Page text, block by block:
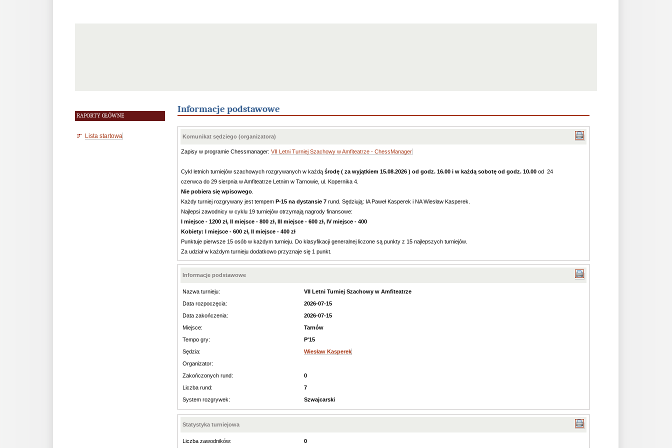
RAPORTY GŁÓWNE
Lista startowa
Informacje podstawowe
Komunikat sędziego (organizatora)
Zapisy w programie Chessmanager: VII Letni Turniej Szachowy w Amfiteatrze - ChessManager
Cykl letnich turniejów szachowych rozgrywanych w każdą środę ( za wyjątkiem 15.08.2026 ) od godz. 16.00 i w każdą sobotę od godz. 10.00 od 24
czerwca do 29 sierpnia w Amfiteatrze Letnim w Tarnowie, ul. Kopernika 4.
Nie pobiera się wpisowego
Każdy turniej rozgrywany jest tempem P-15 na dystansie 7 rund. Sędziują: IA Paweł Kasperek i NA Wiesław Kasperek.
Najlepsi zawodnicy w cyklu 19 turniejów otrzymają nagrody finansowe:
I miejsce - 1200 zł, II miejsce - 800 zł, III miejsce - 600 zł, IV miejsce - 400
Kobiety: I miejsce - 600 zł, II miejsce - 400 zł
Punktuje pierwsze 15 osób w każdym turnieju. Do klasyfikacji generalnej liczone są punkty z 15 najlepszych turniejów.
Za udział w każdym turnieju dodatkowo przyznaje się 1 punkt.
Informacje podstawowe
Nazwa turnieju:
VII Letni Turniej Szachowy w Amfiteatrze
Data rozpoczęcia:
2026-07-15
Data zakończenia:
2026-07-15
Miejsce:
Tarnów
Tempo gry:
P'15
Sędzia:
Wiesław Kasperek
Organizator:
Zakończonych rund:
0
Liczba rund:
7
System rozgrywek:
Szwajcarski
Statystyka turniejowa
Liczba zawodników: 0